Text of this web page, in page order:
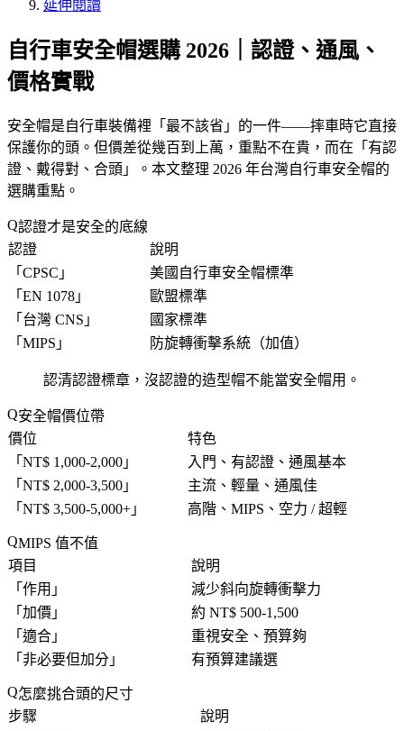
延伸閱讀
自行車安全帽選購 2026｜認證、通風、
價格實戰
安全帽是自行車裝備裡「 最不該省 」的一件——摔車時它直接
保護你的頭。但價差從幾百到上萬，重點不在貴，而在「 有認
證、戴得對、合頭 」。本文整理 2026 年台灣自行車安全帽的
選購重點。
認證才是安全的底線
認證
說明
「 CPSC 」
美國自行車安全帽標準
「 EN 1078 」
歐盟標準
「 台灣 CNS 」
國家標準
「 MIPS 」 防旋轉衝擊系統（加值）
認清認證標章，沒認證的造型帽不能當安全帽用。
安全帽價位帶
價位
特色
「 NT$ 1,000-2,000 」
入門、有認證、通風基本
「 NT$ 2,000-3,500 」
主流、輕量、通風佳
「 NT$ 3,500-5,000+ 」 高階、MIPS、空力 / 超輕
MIPS 值不值
項目
說明
「 作用 」
減少斜向旋轉衝擊力
「 加價 」
約 NT$ 500-1,500
「 適合 」
重視安全、預算夠
「 非必要但加分 」 有預算建議選
怎麼挑合頭的尺寸
步驟
說明